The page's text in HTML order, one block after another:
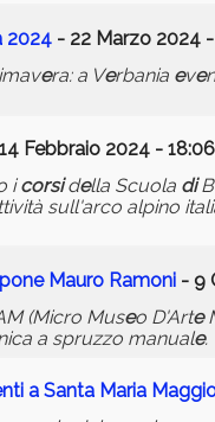
2024 - 22 Marzo 2024 -
era: a Verbania eve
Febbraio 2024 - 18:06
icorsidella Scuola diB
sull'arco alpino
eMauro Ramoni - 9
(Micro Museo D'Arte
a spruzzo manuale.
nti a Santa Maria